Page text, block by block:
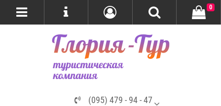
(095) 479 - 94 - 47
0